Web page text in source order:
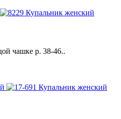
чашке р. 38-46..